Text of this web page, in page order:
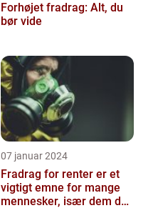
Forhøjet fradrag: Alt, du
bør vide
07 januar 2024
Fradrag for renter er et
vigtigt emne for mange
mennesker, især dem der